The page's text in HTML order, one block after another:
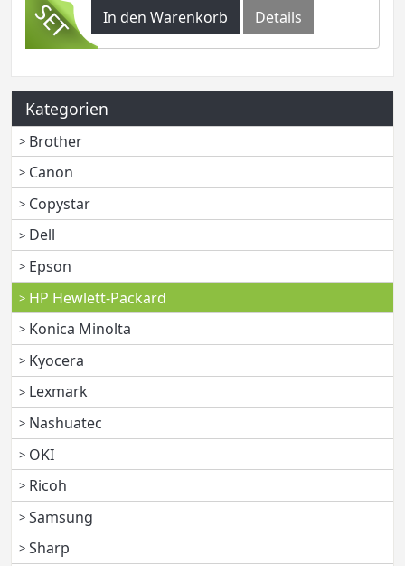
In den Warenkorb
Details
Kategorien
Brother
Canon
Copystar
Dell
Epson
HP Hewlett-Packard
Konica Minolta
Kyocera
Lexmark
Nashuatec
OKI
Ricoh
Samsung
Sharp